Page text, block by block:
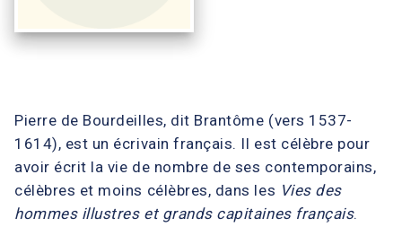
Pierre de Bourdeilles, dit Brantôme (vers 1537-
1614), est un écrivain français. Il est célèbre pour
avoir écrit la vie de nombre de ses contemporains,
célèbres et moins célèbres, dans les Vies des
hommes illustres et grands capitaines français.